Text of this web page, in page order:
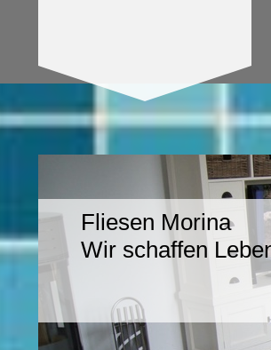
Fliesen
Wir schaffen